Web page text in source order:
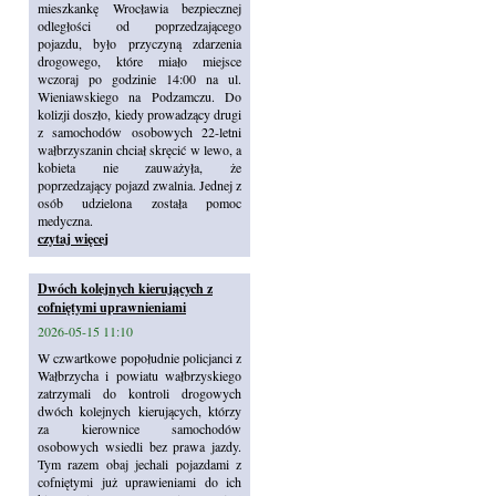
mieszkankę Wrocławia bezpiecznej
odległości od poprzedzającego
pojazdu, było przyczyną zdarzenia
drogowego, które miało miejsce
wczoraj po godzinie 14:00 na ul.
Wieniawskiego na Podzamczu. Do
kolizji doszło, kiedy prowadzący drugi
z samochodów osobowych 22-letni
wałbrzyszanin chciał skręcić w lewo, a
kobieta nie zauważyła, że
poprzedzający pojazd zwalnia. Jednej z
osób udzielona została pomoc
medyczna.
czytaj więcej
Dwóch kolejnych kierujących z
cofniętymi uprawnieniami
2026-05-15 11:10
W czwartkowe popołudnie policjanci z
Wałbrzycha i powiatu wałbrzyskiego
zatrzymali do kontroli drogowych
dwóch kolejnych kierujących, którzy
za kierownice samochodów
osobowych wsiedli bez prawa jazdy.
Tym razem obaj jechali pojazdami z
cofniętymi już uprawieniami do ich